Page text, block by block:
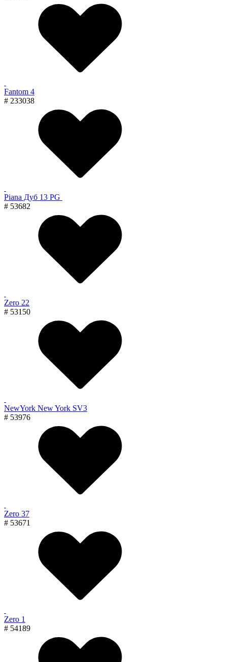
Fantom 4
# 233038
Piana Дуб 13 PG
# 53682
Zero 22
# 53150
NewYork New York SV3
# 53976
Zero 37
# 53671
Zero 1
# 54189